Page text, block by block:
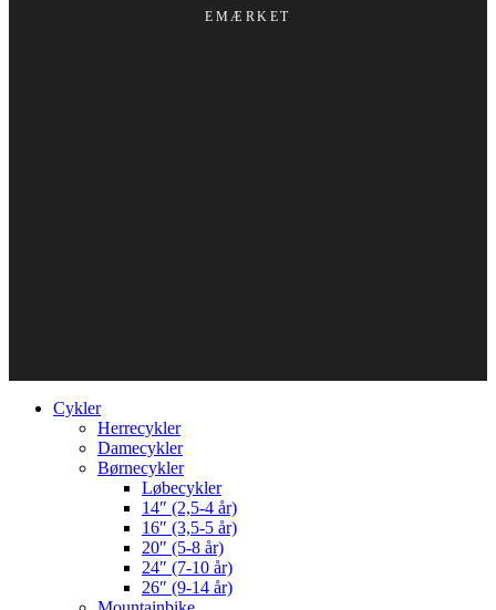
EMÆRKET
Cykler
Herrecykler
Damecykler
Børnecykler
Løbecykler
14″ (2,5-4 år)
16″ (3,5-5 år)
20″ (5-8 år)
24″ (7-10 år)
26″ (9-14 år)